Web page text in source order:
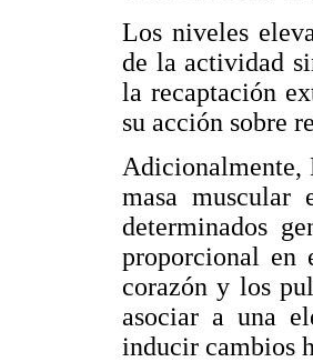
Los niveles
de la actividad
la recaptación
su acción sobre
Adicionalmente,
masa muscular
determinados
proporcional en
corazón y los
asociar a una
inducir cambios